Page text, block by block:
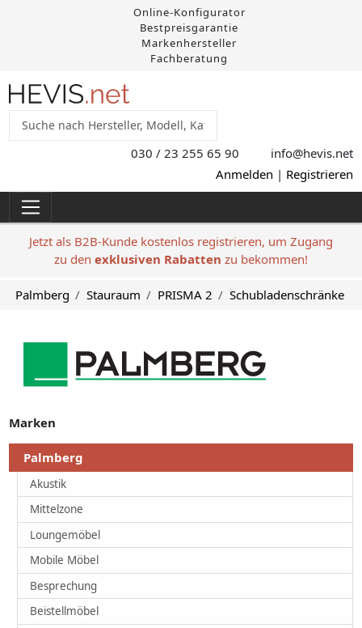
Online-Konfigurator
Bestpreisgarantie
Markenhersteller
Fachberatung
030 / 23 255 65 90 info@hevis.net
Anmelden | Registrieren
Jetzt als B2B-Kunde kostenlos registrieren, um Zugang
zu den exklusiven Rabatten zu bekommen!
Palmberg Stauraum PRISMA 2 Schubladenschränke
Marken
Palmberg
Akustik
Mittelzone
Loungemöbel
Mobile Möbel
Besprechung
Beistellmöbel